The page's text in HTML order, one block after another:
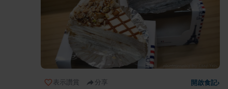
表示讚賞 分享 開啟食記›